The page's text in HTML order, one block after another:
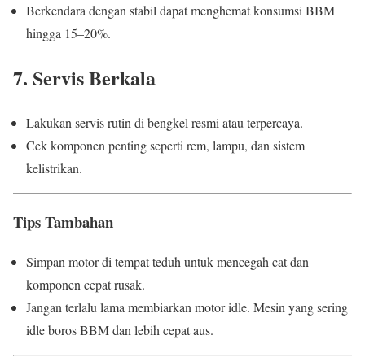
Berkendara dengan stabil dapat menghemat konsumsi BBM
hingga 15–20%.
7. Servis Berkala
Lakukan servis rutin di bengkel resmi atau terpercaya.
Cek komponen penting seperti rem, lampu, dan sistem
kelistrikan.
Tips Tambahan
Simpan motor di tempat teduh untuk mencegah cat dan
komponen cepat rusak.
Jangan terlalu lama membiarkan motor idle. Mesin yang sering
idle boros BBM dan lebih cepat aus.